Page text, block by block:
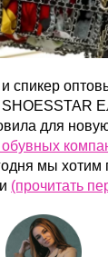
спикер
SHOESSTAR
для
мы хотим
(прочитать